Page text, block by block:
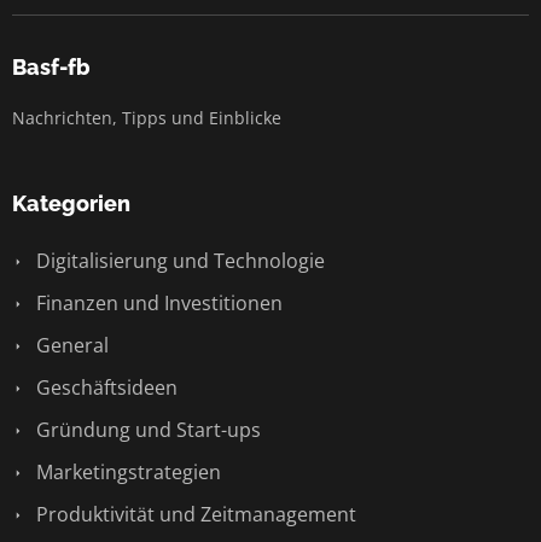
Basf-fb
Nachrichten, Tipps und Einblicke
Kategorien
Digitalisierung und Technologie
Finanzen und Investitionen
General
Geschäftsideen
Gründung und Start-ups
Marketingstrategien
Produktivität und Zeitmanagement